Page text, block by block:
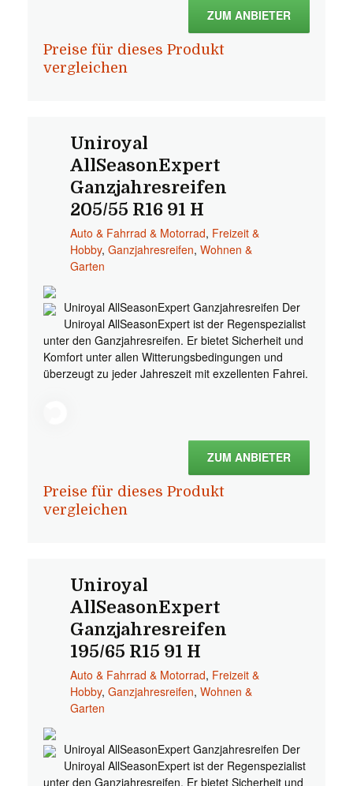
ZUM ANBIETER
Preise für dieses Produkt
vergleichen
Uniroyal
AllSeasonExpert
Ganzjahresreifen
205/55 R16 91 H
Auto & Fahrrad & Motorrad, Freizeit &
Hobby, Ganzjahresreifen, Wohnen &
Garten
Uniroyal AllSeasonExpert Ganzjahresreifen Der
Uniroyal AllSeasonExpert ist der Regenspezialist
unter den Ganzjahresreifen. Er bietet Sicherheit und
Komfort unter allen Witterungsbedingungen und
überzeugt zu jeder Jahreszeit mit exzellenten Fahrei.
ZUM ANBIETER
Preise für dieses Produkt
vergleichen
Uniroyal
AllSeasonExpert
Ganzjahresreifen
195/65 R15 91 H
Auto & Fahrrad & Motorrad, Freizeit &
Hobby, Ganzjahresreifen, Wohnen &
Garten
Uniroyal AllSeasonExpert Ganzjahresreifen Der
Uniroyal AllSeasonExpert ist der Regenspezialist
unter den Ganzjahresreifen. Er bietet Sicherheit und